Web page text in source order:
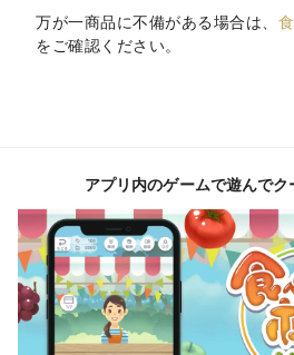
万が一商品に不備がある場合は、
をご確認ください。
アプリ内のゲームで遊んでク